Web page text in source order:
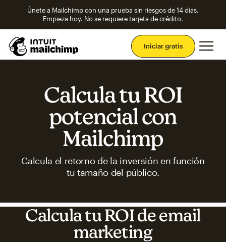
Únete a Mailchimp con una prueba sin riesgos de 14 días.
Empieza hoy. No se requiere tarjeta de crédito.
Iniciar gratis
Calcula tu ROI
potencial con
Mailchimp
Calcula el retorno de la inversión en función
tu tamaño del público.
Calcula tu ROI de email
marketing